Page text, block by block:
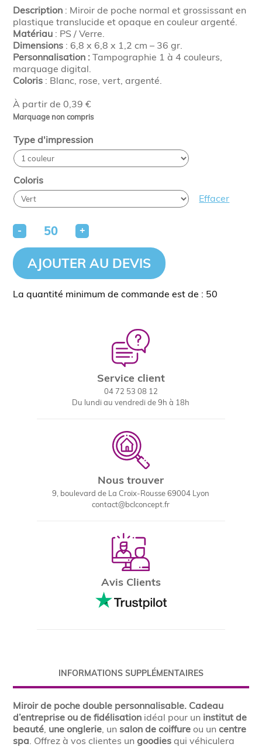
À partir de 0,39 €
Marquage non compris
Description : Miroir de poche normal et grossissant en
plastique translucide et opaque en couleur argenté.
Matériau : PS / Verre.
Dimensions : 6,8 x 6,8 x 1,2 cm – 36 gr.
Personnalisation : Tampographie 1 à 4 couleurs,
marquage digital.
Coloris : Blanc, rose, vert, argenté.
Type d'impression
Coloris
Effacer
- +
AJOUTER AU DEVIS
La quantité minimum de commande est de : 50
Service client
04 72 53 08 12
Du lundi au vendredi de 9h à 18h
Nous trouver
9, boulevard de La Croix-Rousse 69004 Lyon
contact@bclconcept.fr
Avis Clients
INFORMATIONS SUPPLÉMENTAIRES
Miroir de poche double personnalisable. Cadeau
d’entreprise ou de fidélisation idéal pour un institut de
beauté, une onglerie, un salon de coiffure ou un centre
spa. Offrez à vos clientes ungoodies qui véhiculera